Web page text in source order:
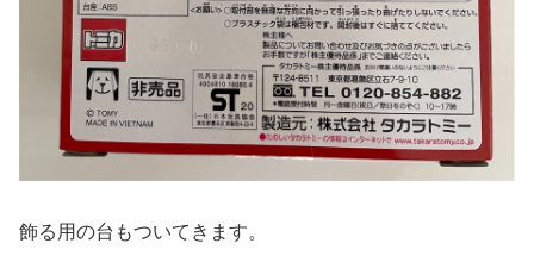
飾る用の台もついてきます。